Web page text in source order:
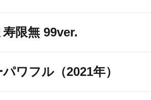
限無 99ver.
ワフル（2021年）